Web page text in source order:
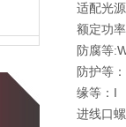
适配光
额定功
防腐等
防护等
缘等：I
进线口